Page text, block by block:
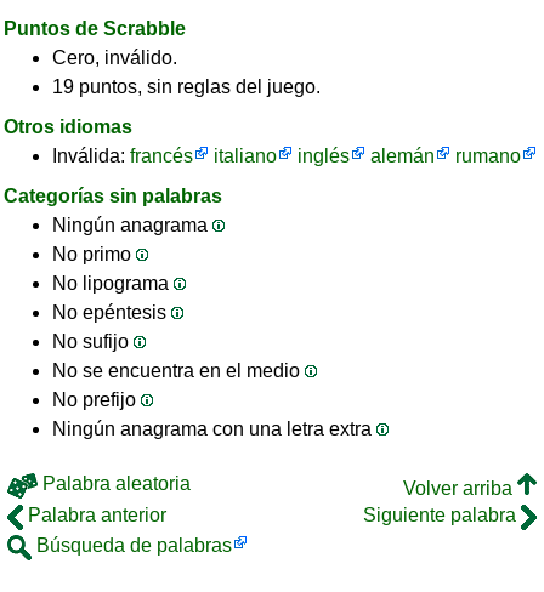
Puntos de Scrabble
Cero, inválido.
19 puntos, sin reglas del juego.
Otros idiomas
Inválida: francés italiano inglés alemán
rumano
Categorías sin palabras
Ningún anagrama
No primo
No lipograma
No epéntesis
No sufijo
No se encuentra en el medio
No prefijo
Ningún anagrama con una letra extra
Palabra aleatoria
Volver arriba
Palabra anterior
Siguiente palabra
Búsqueda de palabras